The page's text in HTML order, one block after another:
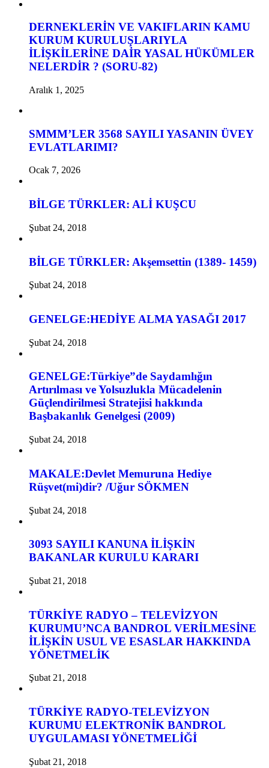
DERNEKLERİN VE VAKIFLARIN KAMU
KURUM KURULUŞLARIYLA
İLİŞKİLERİNE DAİR YASAL HÜKÜMLER
NELERDİR ? (SORU-82)
Aralık 1, 2025
SMMM’LER 3568 SAYILI YASANIN ÜVEY
EVLATLARIMI?
Ocak 7, 2026
BİLGE TÜRKLER: ALİ KUŞCU
Şubat 24, 2018
BİLGE TÜRKLER: Akşemsettin (1389- 1459)
Şubat 24, 2018
GENELGE:HEDİYE ALMA YASAĞI 2017
Şubat 24, 2018
GENELGE:Türkiye”de Saydamlığın
Artırılması ve Yolsuzlukla Mücadelenin
Güçlendirilmesi Stratejisi hakkında
Başbakanlık Genelgesi (2009)
Şubat 24, 2018
MAKALE:Devlet Memuruna Hediye
Rüşvet(mi)dir? /Uğur SÖKMEN
Şubat 24, 2018
3093 SAYILI KANUNA İLİŞKİN
BAKANLAR KURULU KARARI
Şubat 21, 2018
TÜRKİYE RADYO – TELEVİZYON
KURUMU’NCA BANDROL VERİLMESİNE
İLİŞKİN USUL VE ESASLAR HAKKINDA
YÖNETMELİK
Şubat 21, 2018
TÜRKİYE RADYO-TELEVİZYON
KURUMU ELEKTRONİK BANDROL
UYGULAMASI YÖNETMELİĞİ
Şubat 21, 2018